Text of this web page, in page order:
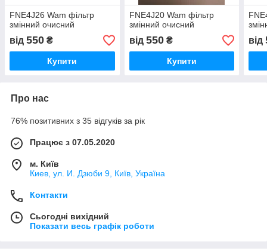
FNE4J26 Wam фільтр
змінний очисний
від 550 ₴
Купити
FNE4J20 Wam фільтр
змінний очисний
від 550₴
Купити
від
Про нас
76% позитивних з 35 відгуків за рік
Працює з 07.05.2020
м. Київ
Киев, ул. И. Дзюби 9, Київ, Україна
Контакти
Сьогодні вихідний
Показати весь графік роботи